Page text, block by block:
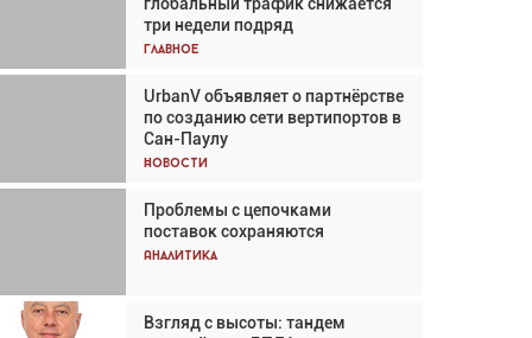
три недели подряд
Главное
UrbanV объявляет о партнёрстве
по созданию сети вертипортов в
Сан-Паулу
Новости
Проблемы с цепочками
поставок сохраняются
Аналитика
Взгляд с высоты: тандем
спасательных операциях
Главное
Авиационный фотограф Дэйв
Кох: «Фотография говорит сама
за себя... а ИИ всё портит»
Новости
Впервые с 2024 года
глобальный трафик снижается
три недели подряд
Частный самолёт – это актив.